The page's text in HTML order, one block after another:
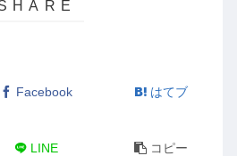
Facebook はてブ
LINE コピー